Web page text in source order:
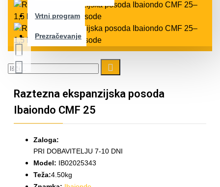
Vrtni program
Prezračevanje
Raztezna ekspanzijska posoda
Ibaiondo CMF 25
Zaloga:
PRI DOBAVITELJU 7-10 DNI
Model: IB02025343
Teža:4.50kg